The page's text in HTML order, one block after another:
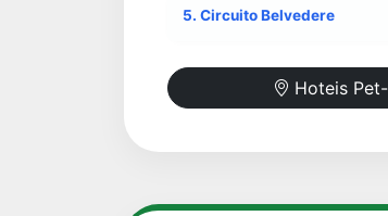
5. Circuito Belvedere
Hoteis